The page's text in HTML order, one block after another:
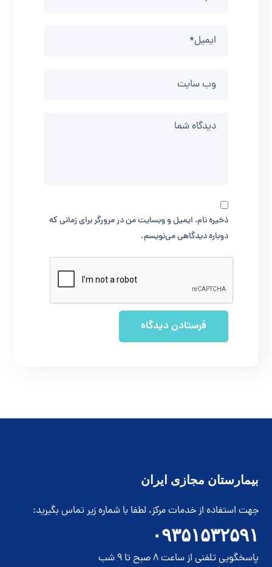
ذخیره نام، ایمیل و وبسایت من در مرورگر برای زمانی که
دوباره دیدگاهی می‌نویسم.
بیمارستان مجازی ایران
جهت استفاده از خدمات مرکز، لطفا با شماره زیر تماس بگیرید:
۰۹۳۵۱۵۳۲۵۹۱
پاسخگویی تلفنی از ساعت 8 صبح تا 9 شب